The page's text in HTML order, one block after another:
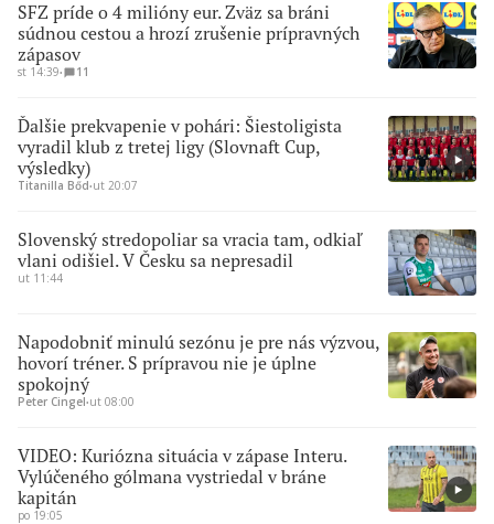
SFZ príde o 4 milióny eur. Zväz sa bráni
súdnou cestou a hrozí zrušenie prípravných
zápasov
st 14:39∙ 11
Ďalšie prekvapenie v pohári: Šiestoligista
vyradil klub z tretej ligy (Slovnaft Cup,
výsledky)
Titanilla Bőd∙ut 20:07
Slovenský stredopoliar sa vracia tam, odkiaľ
vlani odišiel. V Česku sa nepresadil
ut 11:44
Napodobniť minulú sezónu je pre nás výzvou,
hovorí tréner. S prípravou nie je úplne
spokojný
Peter Cingel∙ut 08:00
VIDEO: Kuriózna situácia v zápase Interu.
Vylúčeného gólmana vystriedal v bráne
kapitán
po 19:05